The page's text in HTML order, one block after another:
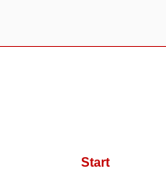
Start